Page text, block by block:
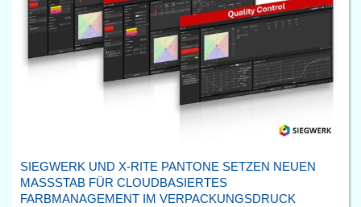
SIEGWERK UND X-RITE PANTONE SETZEN NEUEN
MASSSTAB FÜR CLOUDBASIERTES F
ARBMANAGEMENT IM VERPACKUNGSDRUCK